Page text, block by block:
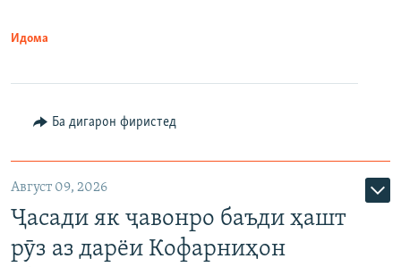
Идома
Ба дигарон фиристед
Август 09, 2026
Ҷасади як ҷавонро баъди ҳашт
рӯз аз дарёи Кофарниҳон